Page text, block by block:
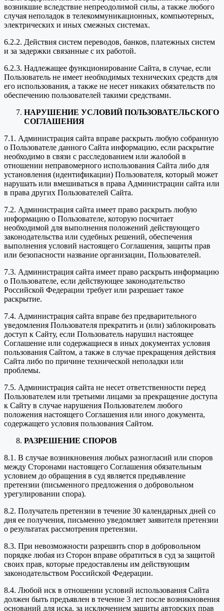
возникшие вследствие непреодолимой силы, а также любого
случая неполадок в телекоммуникационных, компьютерных,
электрических и иных смежных системах.
6.2.2. Действия систем переводов, банков, платежных систем
и за задержки связанные с их работой.
6.2.3. Надлежащее функционирование Сайта, в случае, если
Пользователь не имеет необходимых технических средств для
его использования, а также не несет никаких обязательств по
обеспечению пользователей такими средствами.
НАРУШЕНИЕ УСЛОВИЙ ПОЛЬЗОВАТЕЛЬСКОГО
СОГЛАШЕНИЯ
7.1. Администрация сайта вправе раскрыть любую собранную
о Пользователе данного Сайта информацию, если раскрытие
необходимо в связи с расследованием или жалобой в
отношении неправомерного использования Сайта либо для
установления (идентификации) Пользователя, который может
нарушать или вмешиваться в права Администрации сайта или
в права других Пользователей Сайта.
7.2. Администрация сайта имеет право раскрыть любую
информацию о Пользователе, которую посчитает
необходимой для выполнения положений действующего
законодательства или судебных решений, обеспечения
выполнения условий настоящего Соглашения, защиты прав
или безопасности название организации, Пользователей.
7.3. Администрация сайта имеет право раскрыть информацию
о Пользователе, если действующее законодательство
Российской Федерации требует или разрешает такое
раскрытие.
7.4. Администрация сайта вправе без предварительного
уведомления Пользователя прекратить и (или) заблокировать
доступ к Сайту, если Пользователь нарушил настоящее
Соглашение или содержащиеся в иных документах условия
пользования Сайтом, а также в случае прекращения действия
Сайта либо по причине технической неполадки или
проблемы.
7.5. Администрация сайта не несет ответственности перед
Пользователем или третьими лицами за прекращение доступа
к Сайту в случае нарушения Пользователем любого
положения настоящего Соглашения или иного документа,
содержащего условия пользования Сайтом.
РАЗРЕШЕНИЕ СПОРОВ
8.1. В случае возникновения любых разногласий или споров
между Сторонами настоящего Соглашения обязательным
условием до обращения в суд является предъявление
претензии (письменного предложения о добровольном
урегулировании спора).
8.2. Получатель претензии в течение 30 календарных дней со
дня ее получения, письменно уведомляет заявителя претензии
о результатах рассмотрения претензии.
8.3. При невозможности разрешить спор в добровольном
порядке любая из Сторон вправе обратиться в суд за защитой
своих прав, которые предоставлены им действующим
законодательством Российской Федерации.
8.4. Любой иск в отношении условий использования Сайта
должен быть предъявлен в течение 3 лет после возникновения
оснований для иска, за исключением защиты авторских прав